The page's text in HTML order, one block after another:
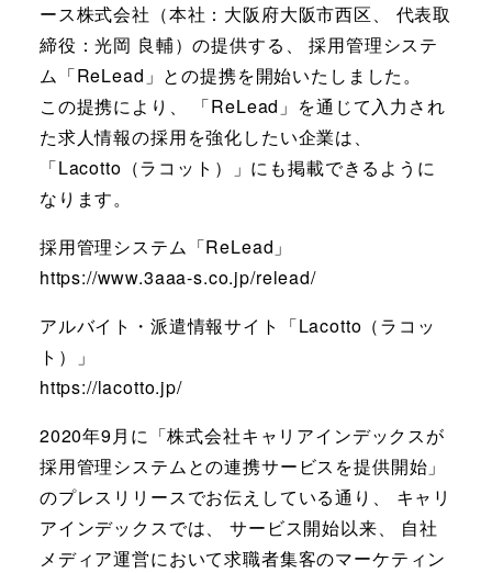
ース株式会社（本社：大阪府大阪市西区、 代表取
締役：光岡 良輔）の提供する、 採用管理システ
ム「ReLead」との提携を開始いたしました。
この提携により、 「ReLead」を通じて入力され
た求人情報の採用を強化したい企業は、
「Lacotto（ラコット）」にも掲載できるように
なります。
採用管理システム「ReLead」
https://www.3aaa-s.co.jp/relead/
アルバイト・派遣情報サイト「Lacotto（ラコッ
ト）」
https://lacotto.jp/
2020年9月に「株式会社キャリアインデックスが
採用管理システムとの連携サービスを提供開始」
のプレスリリースでお伝えしている通り、 キャリ
アインデックスでは、 サービス開始以来、 自社
メディア運営において求職者集客のマーケティン